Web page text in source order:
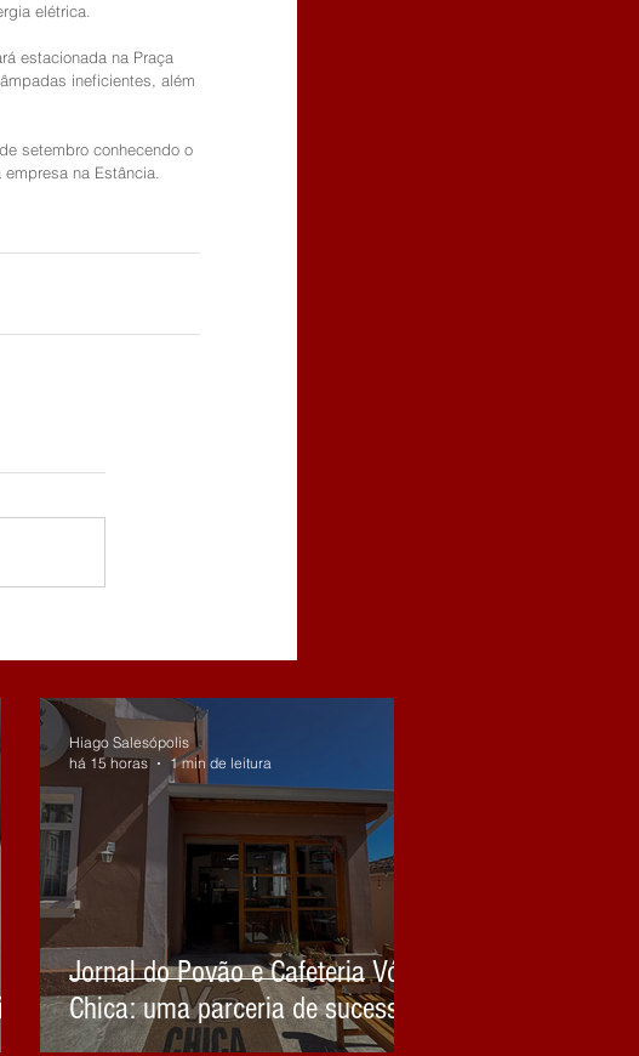
elétrica.
estacionada na Praça
ineficientes, além
setembro conhecendo o
na Estância.
Jornal do Povão e Cafeteria Vó
Chica: uma parceria de sucesso
Hiago Salesópolis
há 15 horas
1 min de leitura